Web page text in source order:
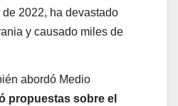
2022, ha devastado
y causado miles de
abordó Medio
propuestas sobre el